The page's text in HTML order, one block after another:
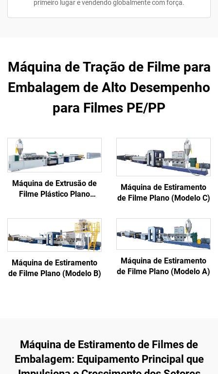
primeiro lugar e vendendo globalmente com força.
Máquina de Tração de Filme para
Embalagem de Alto Desempenho
para Filmes PE/PP
Máquina de Extrusão de
Filme Plástico Plano
Máquina de Estiramento
de Filme Plano (Modelo C)
Máquina de Estiramento
de Filme Plano (Modelo B)
Máquina de Estiramento
de Filme Plano (Modelo A)
Máquina de Estiramento de Filmes de
Embalagem: Equipamento Principal que